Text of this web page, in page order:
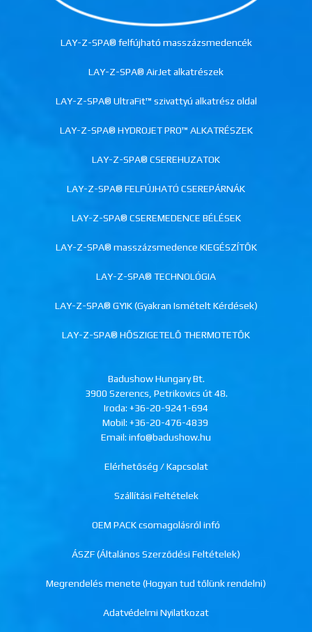
LAY-Z-SPA® felfújható masszázsmedencék
LAY-Z-SPA® AirJet alkatrészek
LAY-Z-SPA® UltraFit™ szivattyú alkatrész oldal
LAY-Z-SPA® HYDROJET PRO™ ALKATRÉSZEK
LAY-Z-SPA® CSEREHUZATOK
LAY-Z-SPA® FELFÚJHATÓ CSEREPÁRNÁK
LAY-Z-SPA® CSEREMEDENCE BÉLÉSEK
LAY-Z-SPA® masszázsmedence KIEGÉSZÍTŐK
LAY-Z-SPA® TECHNOLÓGIA
LAY-Z-SPA® GYIK (Gyakran Ismételt Kérdések)
LAY-Z-SPA® HŐSZIGETELŐ THERMOTETŐK
Badushow Hungary Bt.
3900 Szerencs, Petrikovics út 48.
Iroda: +36-20-9241-694
Mobil: +36-20-476-4839
Email: info@badushow.hu
Elérhetőség / Kapcsolat
Szállítási Feltételek
OEM PACK csomagolásról infó
ÁSZF (Általános Szerződési Feltételek)
Megrendelés menete (Hogyan tud tőlünk rendelni)
Adatvédelmi Nyilatkozat